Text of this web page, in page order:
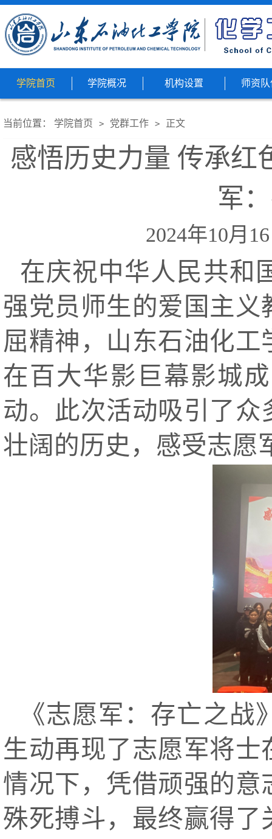
学院首页 学院概况 机构设置 师资
当前位置： 学院首页 > 党群工作 > 正文
感悟历史力量 传承红
军
2024年10月
在庆祝中华人民共和
强党员师生的爱国主
屈精神，山东石油化工
在百大华影巨幕影城
动。此次活动吸引了
壮阔的历史，感受志愿
《志愿军：存亡之
生动再现了志愿军将
情况下，凭借顽强的
殊死搏斗，最终赢得